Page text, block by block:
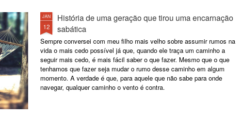
JAN
12
História de uma geração que tirou uma encarnação
sabática
Sempre conversei com meu filho mais velho sobre assumir rumos na
vida o mais cedo possível já que, quando ele traça um caminho a
seguir mais cedo, é mais fácil saber o que fazer. Mesmo que o que
tenhamos que fazer seja mudar o rumo desse caminho em algum
momento. A verdade é que, para aquele que não sabe para onde
navegar, qualquer caminho o vento é contra.